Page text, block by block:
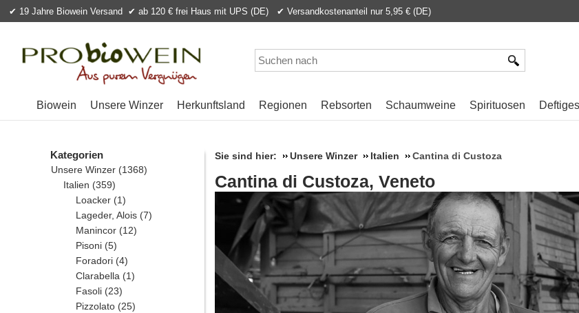
✔ 19 Jahre Biowein Versand ✔ ab 120 € frei Haus mit UPS (DE) ✔ Versandkostenanteil nur 5,95 € (DE)
Biowein Unsere Winzer Herkunftsland Regionen Rebsorten Schaumweine Spirituosen
Kategorien
Unsere Winzer (1368)
Italien (359)
Loacker (1)
Lageder, Alois (7)
Manincor (12)
Pisoni (5)
Foradori (4)
Clarabella (1)
Fasoli (23)
Pizzolato (25)
Sie sind hier: Unsere Winzer Italien Cantina di Custoza
Cantina di Custoza, Veneto